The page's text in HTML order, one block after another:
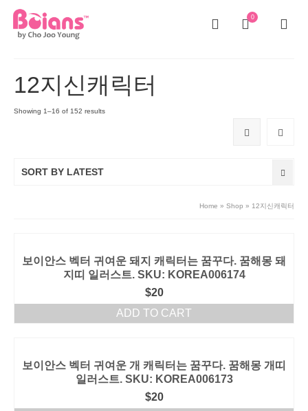
0
12지신캐릭터
Showing 1–16 of 152 results
SORT BY LATEST
Home » Shop » 12지신캐릭터
보이안스 벡터 귀여운 돼지 캐릭터는 꿈꾸다. 꿈해몽 돼
지띠 일러스트. SKU: KOREA006174
$20
ADD TO CART
보이안스 벡터 귀여운 개 캐릭터는 꿈꾸다. 꿈해몽 개띠
일러스트. SKU: KOREA006173
$20